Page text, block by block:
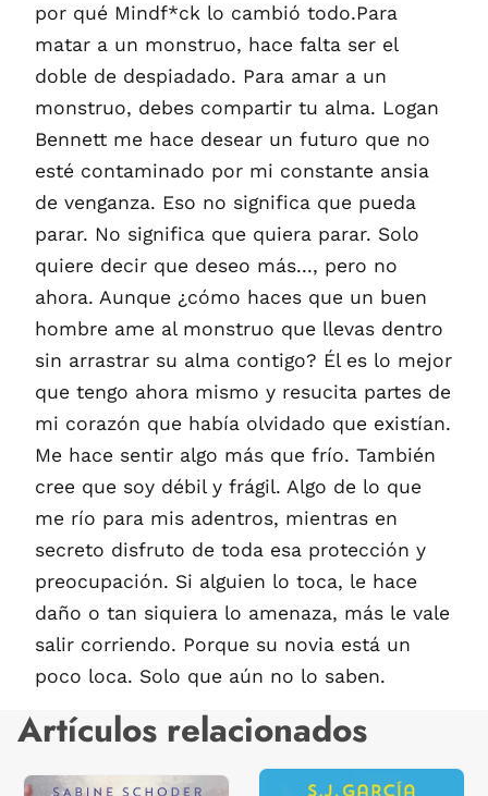
por qué Mindf*ck lo cambió todo.Para
matar a un monstruo, hace falta ser el
doble de despiadado. Para amar a un
monstruo, debes compartir tu alma. Logan
Bennett me hace desear un futuro que no
esté contaminado por mi constante ansia
de venganza. Eso no significa que pueda
parar. No significa que quiera parar. Solo
quiere decir que deseo más..., pero no
ahora. Aunque ¿cómo haces que un buen
hombre ame al monstruo que llevas dentro
sin arrastrar su alma contigo? Él es lo mejor
que tengo ahora mismo y resucita partes de
mi corazón que había olvidado que existían.
Me hace sentir algo más que frío. También
cree que soy débil y frágil. Algo de lo que
me río para mis adentros, mientras en
secreto disfruto de toda esa protección y
preocupación. Si alguien lo toca, le hace
daño o tan siquiera lo amenaza, más le vale
salir corriendo. Porque su novia está un
poco loca. Solo que aún no lo saben.
Artículos relacionados